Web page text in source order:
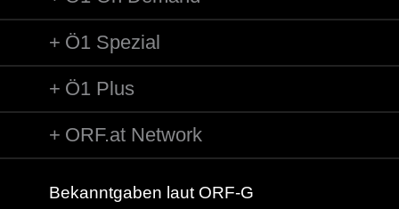
Ö1 Spezial
Ö1 Plus
ORF.at Network
Bekanntgaben laut ORF-G